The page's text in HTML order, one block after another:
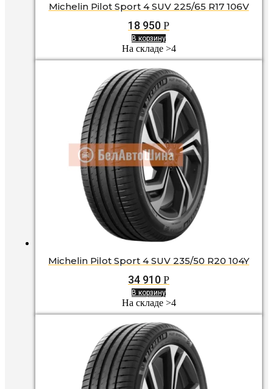
Michelin Pilot Sport 4 SUV 225/65 R17 106V
18 950 Р
В корзину
На складе >4
Michelin Pilot Sport 4 SUV 235/50 R20 104Y
34 910 Р
В корзину
На складе >4